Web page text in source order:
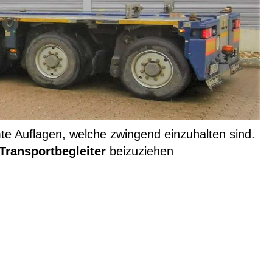
Auflagen, welche zwingend einzuhalten sind.
beizuziehen